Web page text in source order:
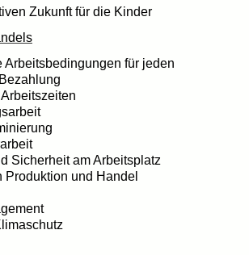
Zukunft für die Kinder
Arbeitsbedingungen für jeden
Sicherheit am Arbeitsplatz
Produktion und Handel